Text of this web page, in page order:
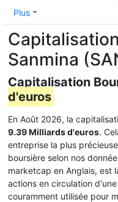
Plus
Sanmina
Capitalisation
d'euros
En Août 2026, la
9.39 Milliards d'euros.
entreprise la plus
boursière selon nos
marketcap en Anglais, est
actions en circulation
couramment utilisée pour